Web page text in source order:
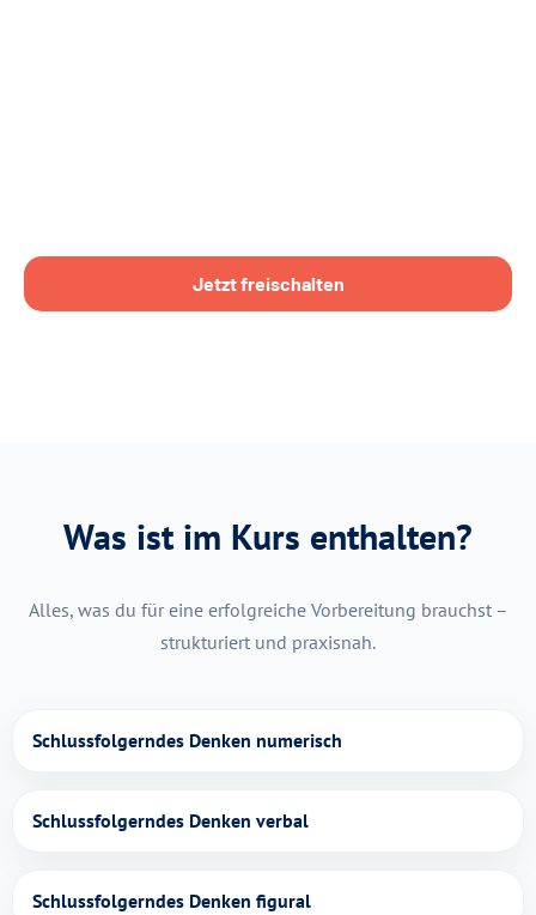
Jetzt freischalten
Was ist im Kurs enthalten?
Alles, was du für eine erfolgreiche Vorbereitung brauchst –
strukturiert und praxisnah.
Schlussfolgerndes Denken numerisch
Schlussfolgerndes Denken verbal
Schlussfolgerndes Denken figural